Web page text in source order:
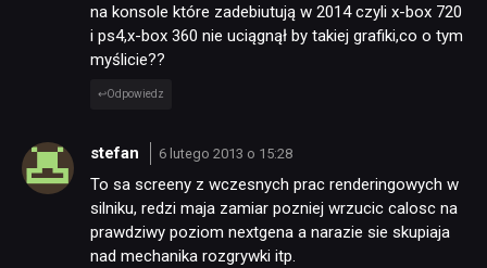
na konsole które zadebiutują w 2014 czyli x-box 720
i ps4,x-box 360 nie uciągnął by takiej grafiki,co o tym
myślicie??
Odpowiedz
stefan 6 lutego 2013 o 15:28
To sa screeny z wczesnych prac renderingowych w
silniku, redzi maja zamiar pozniej wrzucic calosc na
prawdziwy poziom nextgena a narazie sie skupiaja
nad mechanika rozgrywki itp.